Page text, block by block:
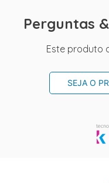
Perguntas
Este produto
SEJA O